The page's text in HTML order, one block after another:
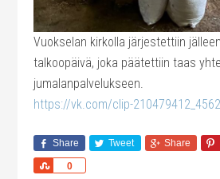
Vuokselan kirkolla järjestettiin
talkoopäivä, joka päätettiin taas
jumalanpalvelukseen.
https://vk.com/clip-
Share Tweet Share
0
Share